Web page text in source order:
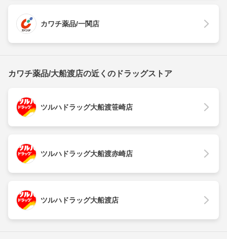
カワチ薬品/一関店
カワチ薬品/大船渡店の近くのドラッグストア
ツルハドラッグ大船渡笹崎店
ツルハドラッグ大船渡赤崎店
ツルハドラッグ大船渡店